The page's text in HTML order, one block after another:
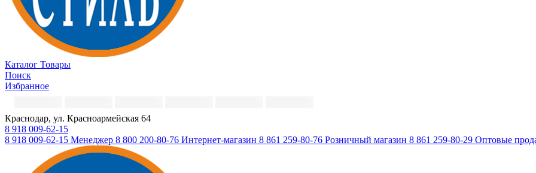
Каталог Товары
Поиск
Избранное
Краснодар, ул. Красноармейская 64
8 918 009-62-15
8 918 009-62-15 Менеджер 8 800 200-80-76 Интернет-магазин 8 861 259-80-76 Розничный магазин 8 861 259-80-29 Оптовые